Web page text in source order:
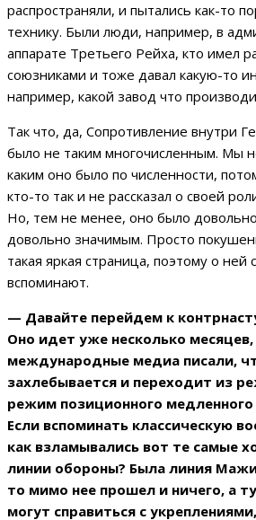
распространяли, и пытались как-то
технику. Были люди, например, в
аппарате Третьего Рейха, кто имел
союзниками и тоже давал какую-то
например, какой завод что
Так что, да, Сопротивление внутри
было не таким многочисленным. Мы
каким оно было по численности,
кто-то так и не рассказал о своей
Но, тем не менее, оно было
довольно значимым. Просто
такая яркая страница, поэтому о ней
вспоминают.
— Давайте перейдем к
Оно идет уже несколько
международные медиа писали,
захлебывается и переходит из
режим позиционного
Если вспоминать классическую
как взламывались вот те самые
линии обороны? Была линия
то мимо нее прошел и ничего, а
могут справиться с